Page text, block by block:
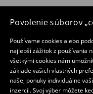
Povolenie súborov
Používame cookies alebo
najlepší zážitok z používania
všetkými cookies nám
základe vašich vlastných
našej ponuky individuálne
inzercii. Svoj výber môžete